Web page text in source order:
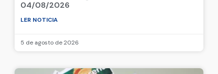
04/08/2026
LER NOTICIA
5 de agosto de 2026